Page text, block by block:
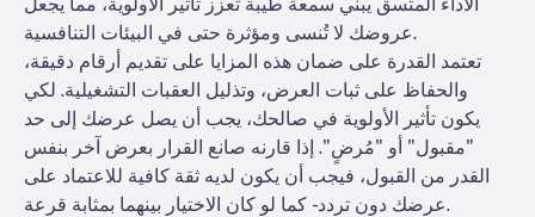
عروضك لا تُنسى ومؤثرة حتى في البيئات التنافسية.
تعتمد القدرة على ضمان هذه المزايا على تقديم أرقام دقيقة،
والحفاظ على ثبات العرض، وتذليل العقبات التشغيلية. لكي
يكون تأثير الأولوية في صالحك، يجب أن يصل عرضك إلى حد
"مقبول" أو "مُرضٍ". إذا قارنه صانع القرار بعرض آخر بنفس
القدر من القبول، فيجب أن يكون لديه ثقة كافية للاعتماد على
عرضك دون تردد - كما لو كان الاختيار بينهما بمثابة قرعة.